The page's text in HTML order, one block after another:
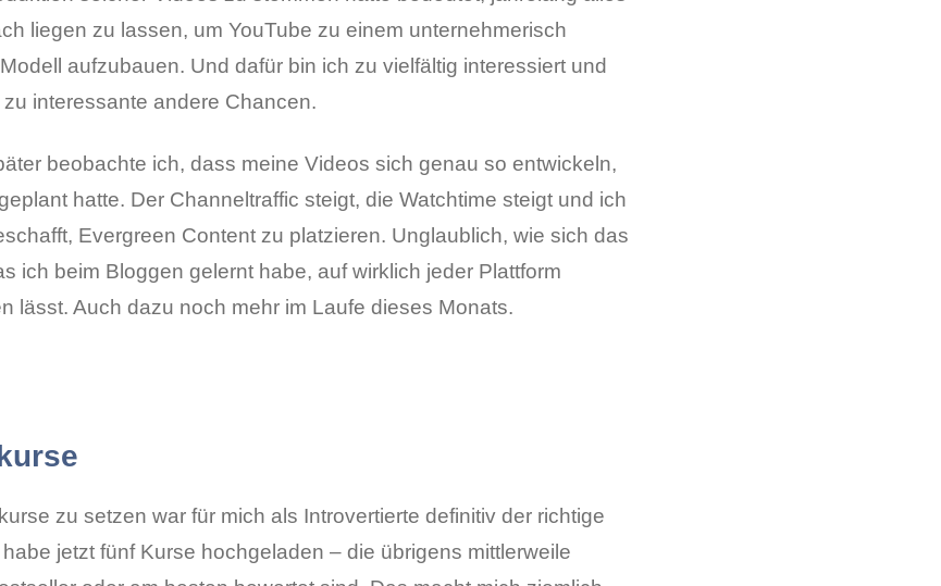
liegen zu lassen, um YouTube zu einem unternehmerisch
aufzubauen. Und dafür bin ich zu vielfältig interessiert und
interessante andere Chancen.
beobachte ich, dass meine Videos sich genau so entwickeln,
hatte. Der Channeltraffic steigt, die Watchtime steigt und ich
Evergreen Content zu platzieren. Unglaublich, wie sich das
ich beim Bloggen gelernt habe, auf wirklich jeder Plattform
lässt. Auch dazu noch mehr im Laufe dieses Monats.
zu setzen war für mich als Introvertierte definitiv der richtige
jetzt fünf Kurse hochgeladen – die übrigens mittlerweile